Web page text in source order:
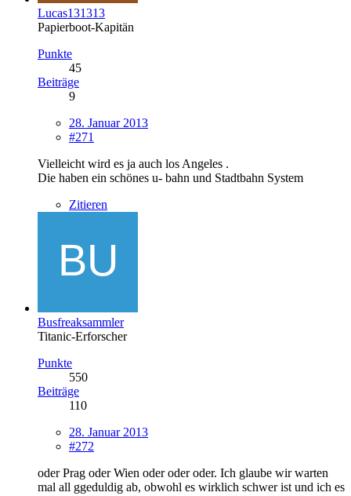
Lucas131313
Papierboot-Kapitän
Punkte
45
Beiträge
9
28. Januar 2013
#271
Vielleicht wird es ja auch los Angeles .
Die haben ein schönes u- bahn und Stadtbahn System
Zitieren
Busfreaksammler
Titanic-Erforscher
Punkte
550
Beiträge
110
28. Januar 2013
#272
oder Prag oder Wien oder oder oder. Ich glaube wir warten
mal all ggeduldig ab, obwohl es wirklich schwer ist und ich es